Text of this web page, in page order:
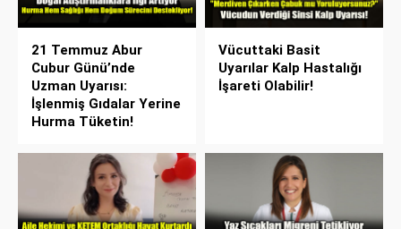
21 Temmuz Abur
Cubur Günü’nde
Uzman Uyarısı:
İşlenmiş Gıdalar Yerine
Hurma Tüketin!
Vücuttaki Basit
Uyarılar Kalp Hastalığı
İşareti Olabilir!